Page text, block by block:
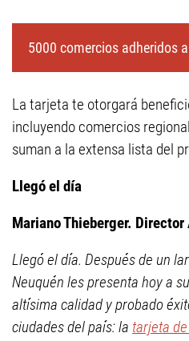
5000 comercios adheridos
La tarjeta te otorgará
incluyendo comercios
suman a la extensa lista del
Llegó el día
Mariano Thieberger. Director
Llegó el día. Después de un
Neuquén les presenta hoy a
altísima calidad y probado
ciudades del país: la tarjeta